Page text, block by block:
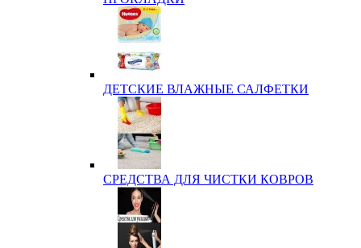
ДЕТСКИЕ ВЛАЖНЫЕ САЛФЕТКИ
СРЕДСТВА ДЛЯ ЧИСТКИ КОВРОВ